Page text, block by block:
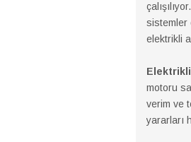
sistemler
elektrikli
motoru
verim ve
yararları